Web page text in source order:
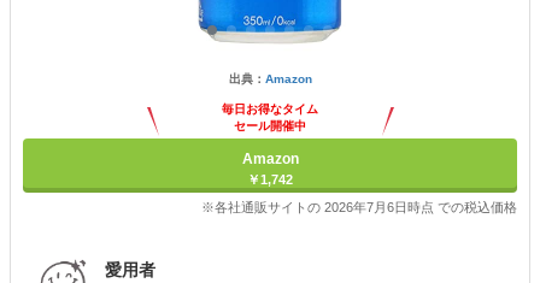
出典： Amazon
毎日お得なタイム
セール開催中
Amazon
￥1,742
※各社通販サイトの 2026年7月6日時点 での税込価格
愛用者